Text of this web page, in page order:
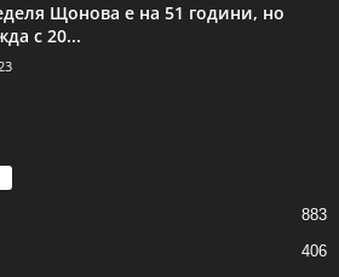
Щонова е на 51 години, но
с 20...
883
406